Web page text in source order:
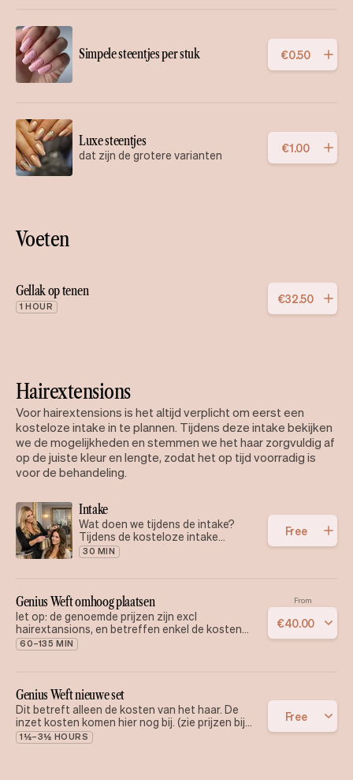
Simpele steentjes per stuk €0.50
Luxe steentjes
dat zijn de grotere varianten €1.00
Voeten
Gellak op tenen
1 HOUR
€32.50
Hairextensions
Voor hairextensions is het altijd verplicht om eerst een
kosteloze intake in te plannen. Tijdens deze intake bekijken
we de mogelijkheden en stemmen we het haar zorgvuldig af
op de juiste kleur en lengte, zodat het op tijd voorradig is
voor de behandeling.
Intake
Wat doen we tijdens de intake?
Tijdens de kosteloze intake
bespreken we jouw wensen en kijken
we samen welke hairextensions het
hoeveelheid haar die nodig is, zodat
alles perfect afgestemd kan
worden. Op basis daarvan zorgen
we dat het juiste haar op voorraad
30 MIN
Free
Genius Weft omhoog plaatsen
let op: de genoemde prijzen zijn excl
hairextansions, en betreffen enkel de kosten
voor het inzetten.
60–135 MIN
From
€40.00
Genius Weft nieuwe set
Dit betreft alleen de kosten van het haar. De
inzet kosten komen hier nog bij. (zie prijzen bij
omhoogplaatsen)
1 pakje inzetten (volume behandeling)
1½–3½ HOURS
Free